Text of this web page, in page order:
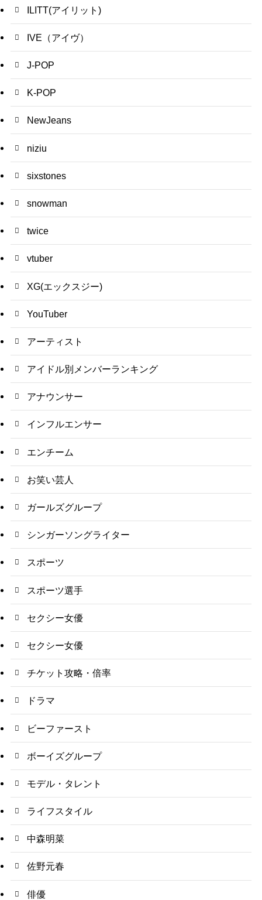
ILITT(アイリット)
IVE（アイヴ）
J-POP
K-POP
NewJeans
niziu
sixstones
snowman
twice
vtuber
XG(エックスジー)
YouTuber
アーティスト
アイドル別メンバーランキング
アナウンサー
インフルエンサー
エンチーム
お笑い芸人
ガールズグループ
シンガーソングライター
スポーツ
スポーツ選手
セクシー女優
セクシー女優
チケット攻略・倍率
ドラマ
ビーファースト
ボーイズグループ
モデル・タレント
ライフスタイル
中森明菜
佐野元春
俳優